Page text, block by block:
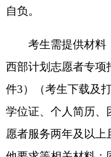
专项招聘报名及资格审
（三）考核。2026
携带有效身份证到报名
10日，由州人社局、州团
核（考核具体时间、地